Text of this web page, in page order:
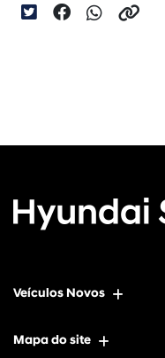
Veículos Novos
Mapa do site